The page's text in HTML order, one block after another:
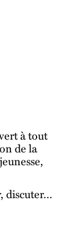
à tout
de la
discuter…